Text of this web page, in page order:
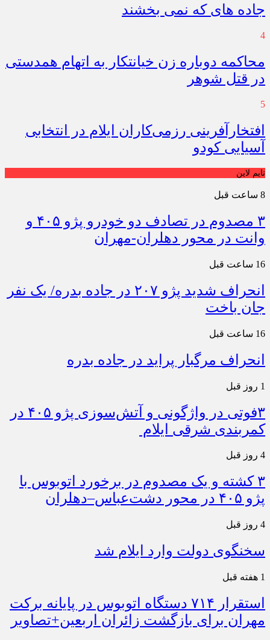
جاده های که نمی بخشند
4
محاکمه دوباره زن خیانتکار به اتهام همدستی
در قتل شوهر
5
افتخارآفرینی رزمی‌کاران ایلام در انتخابی
آسیایی کودو
تایم لاین
8 ساعت قبل
۳ مصدوم در تصادف دو خودرو پژو ۴۰۵ و
وانت در محور دهلران-مهران
16 ساعت قبل
انحراف شدید پژو ۲۰۷ در جاده بدره/ یک نفر
جان باخت
16 ساعت قبل
انحراف مرگبار پراید در جاده بدره
1 روز قبل
۳فوتی در واژگونی و آتش‌سوزی پژو ۴۰۵ در
کمربندی شرقی ایلام
4 روز قبل
۳ کشته و یک مصدوم در برخورد اتوبوس با
پژو ۴۰۵ در محور دشت‌عباس–دهلران
4 روز قبل
سخنگوی دولت وارد ایلام شد
1 هفته قبل
استقرار ۷۱۴ دستگاه اتوبوس در پایانه برکت
مهران برای بازگشت زائران اربعین+تصاویر